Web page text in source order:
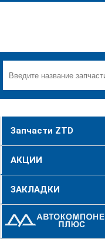
Запчасти ZTD
АКЦИИ
ЗАКЛАДКИ